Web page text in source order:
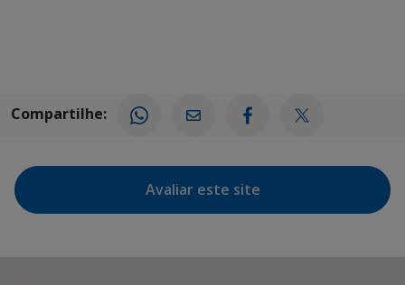
Compartilhe:
Avaliar este site